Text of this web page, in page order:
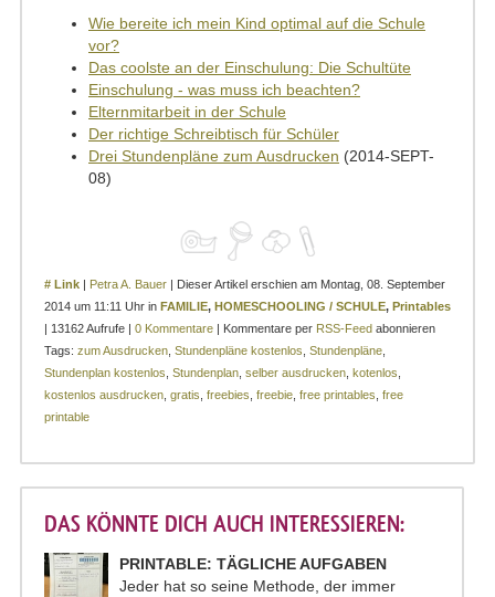
Wie bereite ich mein Kind optimal auf die Schule
vor?
Das coolste an der Einschulung: Die Schultüte
Einschulung - was muss ich beachten?
Elternmitarbeit in der Schule
Der richtige Schreibtisch für Schüler
Drei Stundenpläne zum Ausdrucken (2014-SEPT-
08)
# Link | Petra A. Bauer | Dieser Artikel erschien am Montag, 08. September
2014 um 11:11 Uhr in FAMILIE, HOMESCHOOLING / SCHULE, Printables
| 13162 Aufrufe | 0 Kommentare | Kommentare per RSS-Feed abonnieren
Tags: zum Ausdrucken Stundenpläne kostenlos Stundenpläne
Stundenplan kostenlos Stundenplan selber ausdrucken kotenlos
kostenlos ausdrucken gratis freebies freebie free printables free
printable
DAS KÖNNTE DICH AUCH INTERESSIEREN:
PRINTABLE: TÄGLICHE AUFGABEN
Jeder hat so seine Methode, der immer